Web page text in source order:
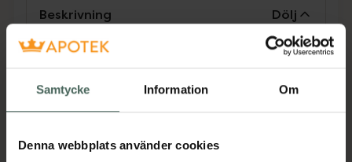
Samtycke Information Om
Denna webbplats använder cookies
Beskrivning Dölj
No7 Protect & Perfect Intense Advanced
med reparerande egenskaper. Fuktkrämen är
berikad med antirynk-teknologin Matrixyl
kollagen som hjälper till att minimera synliga